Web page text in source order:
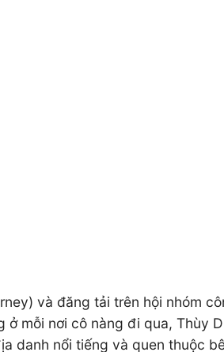
và đăng tải trên hội nhóm
ở mỗi nơi cô nàng đi qua, Thùy
danh nổi tiếng và quen thuộc